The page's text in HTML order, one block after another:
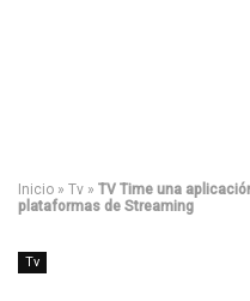
Inicio » Tv » TV Time una
plataformas de Streaming
Tv